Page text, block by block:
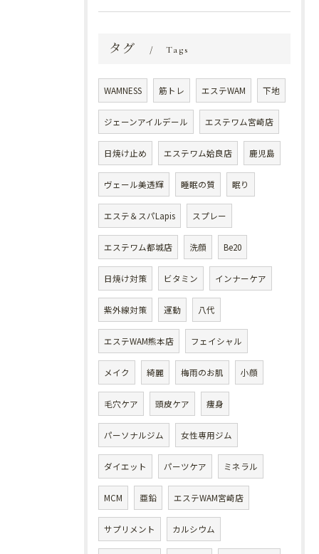
タグ Tags
WAMNESS 筋トレ エステWAM 下地
ジェーンアイルデール エステワム宮崎店
日焼け止め エステワム姶良店 鹿児島
ヴェール美透輝 睡眠の質 眠り
エステ＆スパLapis スプレー
エステワム都城店 洗顔 Be20
日焼け対策 ビタミン インナーケア
紫外線対策 運動 八代
エステWAM熊本店 フェイシャル
メイク 綺麗 梅雨のお肌 小顔
毛穴ケア 頭皮ケア 痩身
パーソナルジム 女性専用ジム
ダイエット パーツケア ミネラル
MCM 亜鉛 エステWAM宮崎店
サプリメント カルシウム